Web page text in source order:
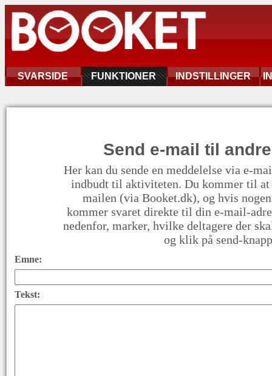
SVARSIDE FUNKTIONER INDSTILLINGER
Send e-mail til
Her kan du sende en meddelelse via e-
indbudt til aktiviteten. Du kommer til at
mailen (via Booket.dk), og hvis
kommer svaret direkte til din e-mail-
nedenfor, marker, hvilke deltagere der
og klik på send-
Emne:
Tekst: